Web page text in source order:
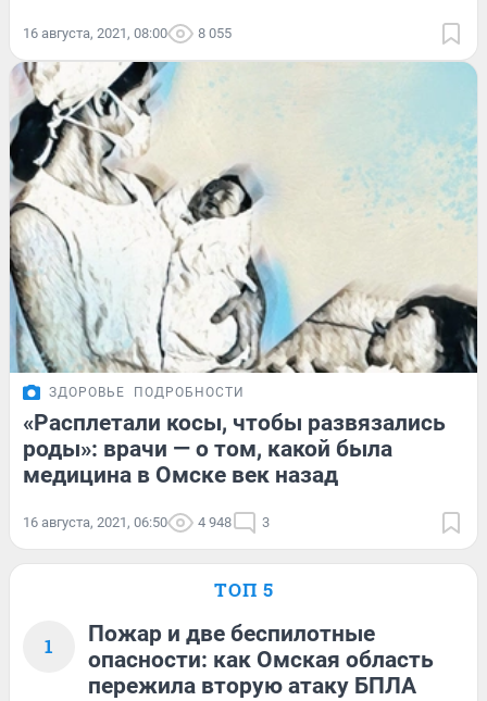
16 августа, 2021, 08:00 8 055
ЗДОРОВЬЕ ПОДРОБНОСТИ
«Расплетали косы, чтобы развязались
роды»: врачи — о том, какой была
медицина в Омске век назад
16 августа, 2021, 06:50 4 948 3
ТОП 5
1
Пожар и две беспилотные
опасности: как Омская область
пережила вторую атаку БПЛА